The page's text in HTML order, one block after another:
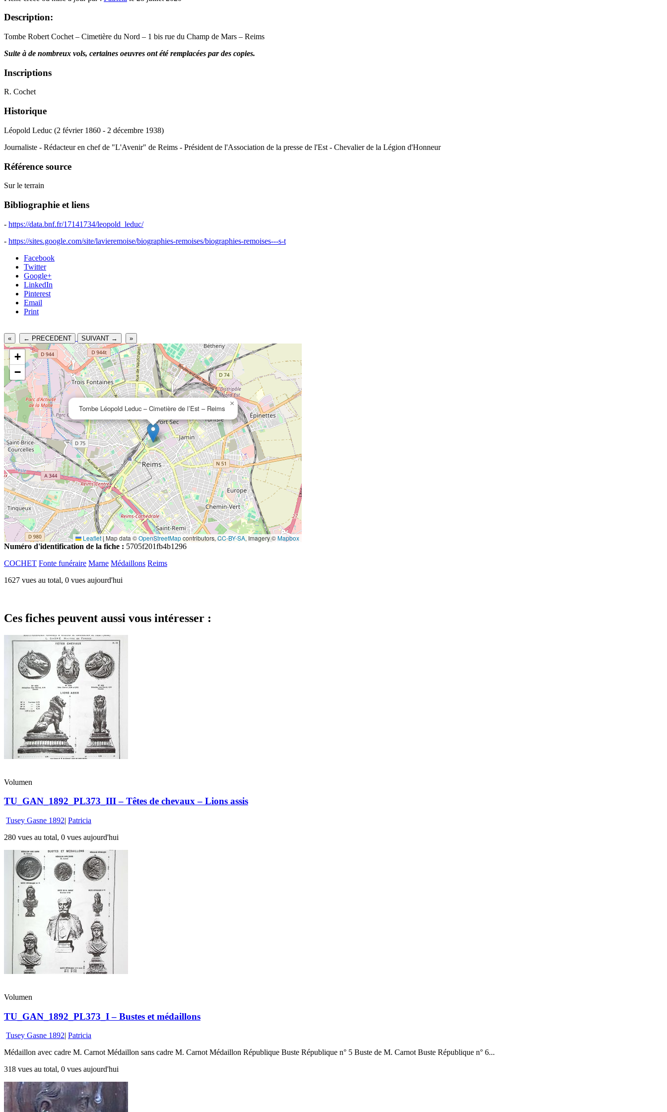
Description:
Tombe Robert Cochet – Cimetière du Nord – 1 bis rue du Champ de Mars – Reims
Suite à de nombreux vols, certaines oeuvres ont été remplacées par des copies.
Inscriptions
R. Cochet
Historique
Léopold Leduc (2 février 1860 - 2 décembre 1938)
Journaliste - Rédacteur en chef de "L'Avenir" de Reims - Président de l'Association de la presse de l'Est - Chevalier de la Légion d'Honneur
Référence source
Sur le terrain
Bibliographie et liens
- https://data.bnf.fr/17141734/leopold_leduc/
- https://sites.google.com/site/lavieremoise/biographies-remoises/biographies-remoises---s-t
Facebook
Twitter
Google+
LinkedIn
Pinterest
Email
Print
« ← PRECEDENT SUIVANT → »
Tombe Léopold Leduc – Cimetière de l’Est – Reims
×
+
−
Leaflet|Map data ©OpenStreetMapcontributors,CC-BY-SA, Imagery ©Mapbox
Numéro d'identification de la fiche : 5705f201fb4b1296
COCHET Fonte funéraire Marne Médaillons Reims
1627 vues au total, 0 vues aujourd'hui
Ces fiches peuvent aussi vous intéresser :
Volumen
TU_GAN_1892_PL373_III – Têtes de chevaux – Lions assis
Tusey Gasne 1892| Patricia
280 vues au total, 0 vues aujourd'hui
Volumen
TU_GAN_1892_PL373_I – Bustes et médaillons
Tusey Gasne 1892| Patricia
Médaillon avec cadre M. Carnot Médaillon sans cadre M. Carnot Médaillon République Buste République n° 5 Buste de M. Carnot Buste République n° 6...
318 vues au total, 0 vues aujourd'hui